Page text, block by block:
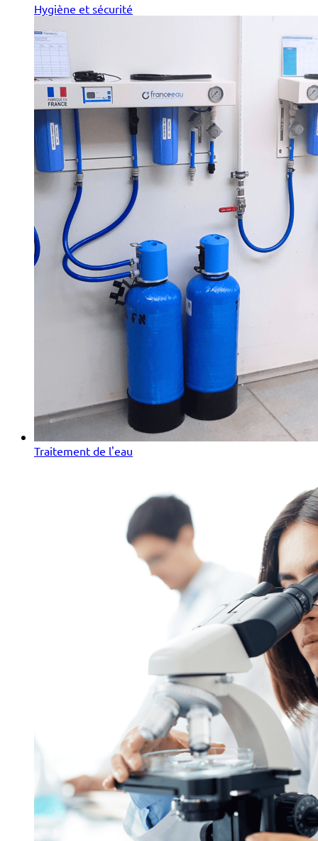
Hygiène et sécurité
Traitement de l'eau